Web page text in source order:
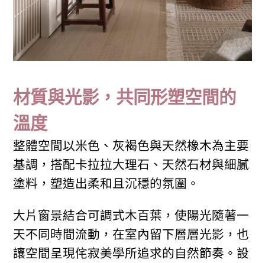
材質與光影，共同形塑空間的
溫度
整體空間以米色、灰褐色與天然橡木為主要
基調，搭配卡拉拉大理石、天然石材與細膩
塗料，塑造出柔和且沉穩的氛圍。
大片窗景結合可調式木百葉，使陽光隨著一
天不同時間流動，在室內留下層層光影，也
讓空間呈現侘寂美學所追求的自然節奏。設